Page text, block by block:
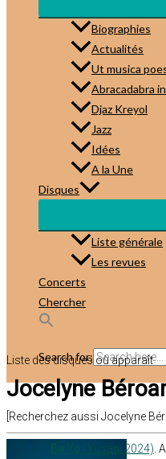
Biographies
Actualités
Ut musica
Abracadabra
Djaz Kreyol
Jazz
Idées
A la Une
Disques
Liste générale
Les revues
Concerts
Chercher
Search for:
Liste des disques où apparaît
Jocelyne
[Recherchez aussi Jocelyne
Ba Yo (Yusan, 2024) .